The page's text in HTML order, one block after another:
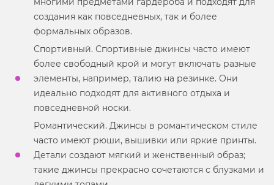
создания как повседневных, так и более
формальных образов.
Спортивный. Спортивные джинсы часто имеют
более свободный крой и могут включать разные
элементы, например, талию на резинке. Они
идеально подходят для активного отдыха и
повседневной носки.
Романтический. Джинсы в романтическом стиле
часто имеют рюши, вышивки или яркие принты.
Детали создают мягкий и женственный образ;
такие джинсы прекрасно сочетаются с блузками и